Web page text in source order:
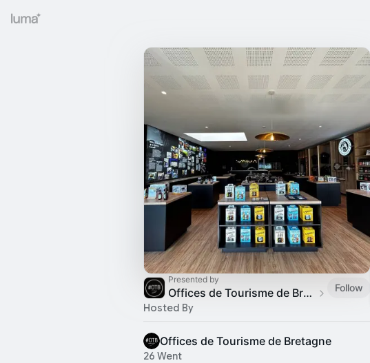
Presented by
Offices de Tourisme de Bretagne Follow
Hosted By
Offices de Tourisme de Bretagne
26 Went